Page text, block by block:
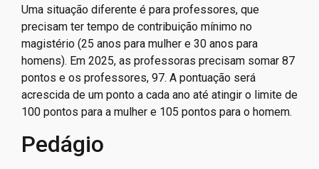
Uma situação diferente é para professores, que
precisam ter tempo de contribuição mínimo no
magistério (25 anos para mulher e 30 anos para
homens). Em 2025, as professoras precisam somar 87
pontos e os professores, 97. A pontuação será
acrescida de um ponto a cada ano até atingir o limite de
100 pontos para a mulher e 105 pontos para o homem.
Pedágio